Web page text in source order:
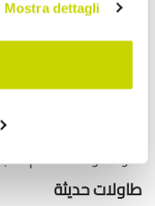
Mostra dettagli
طاولات قابلة للتمديد
طاولات قابلة للتمديد مع
طاولات طعام زجاجية
طاولات وحدة التحكم
طاولات حديثة